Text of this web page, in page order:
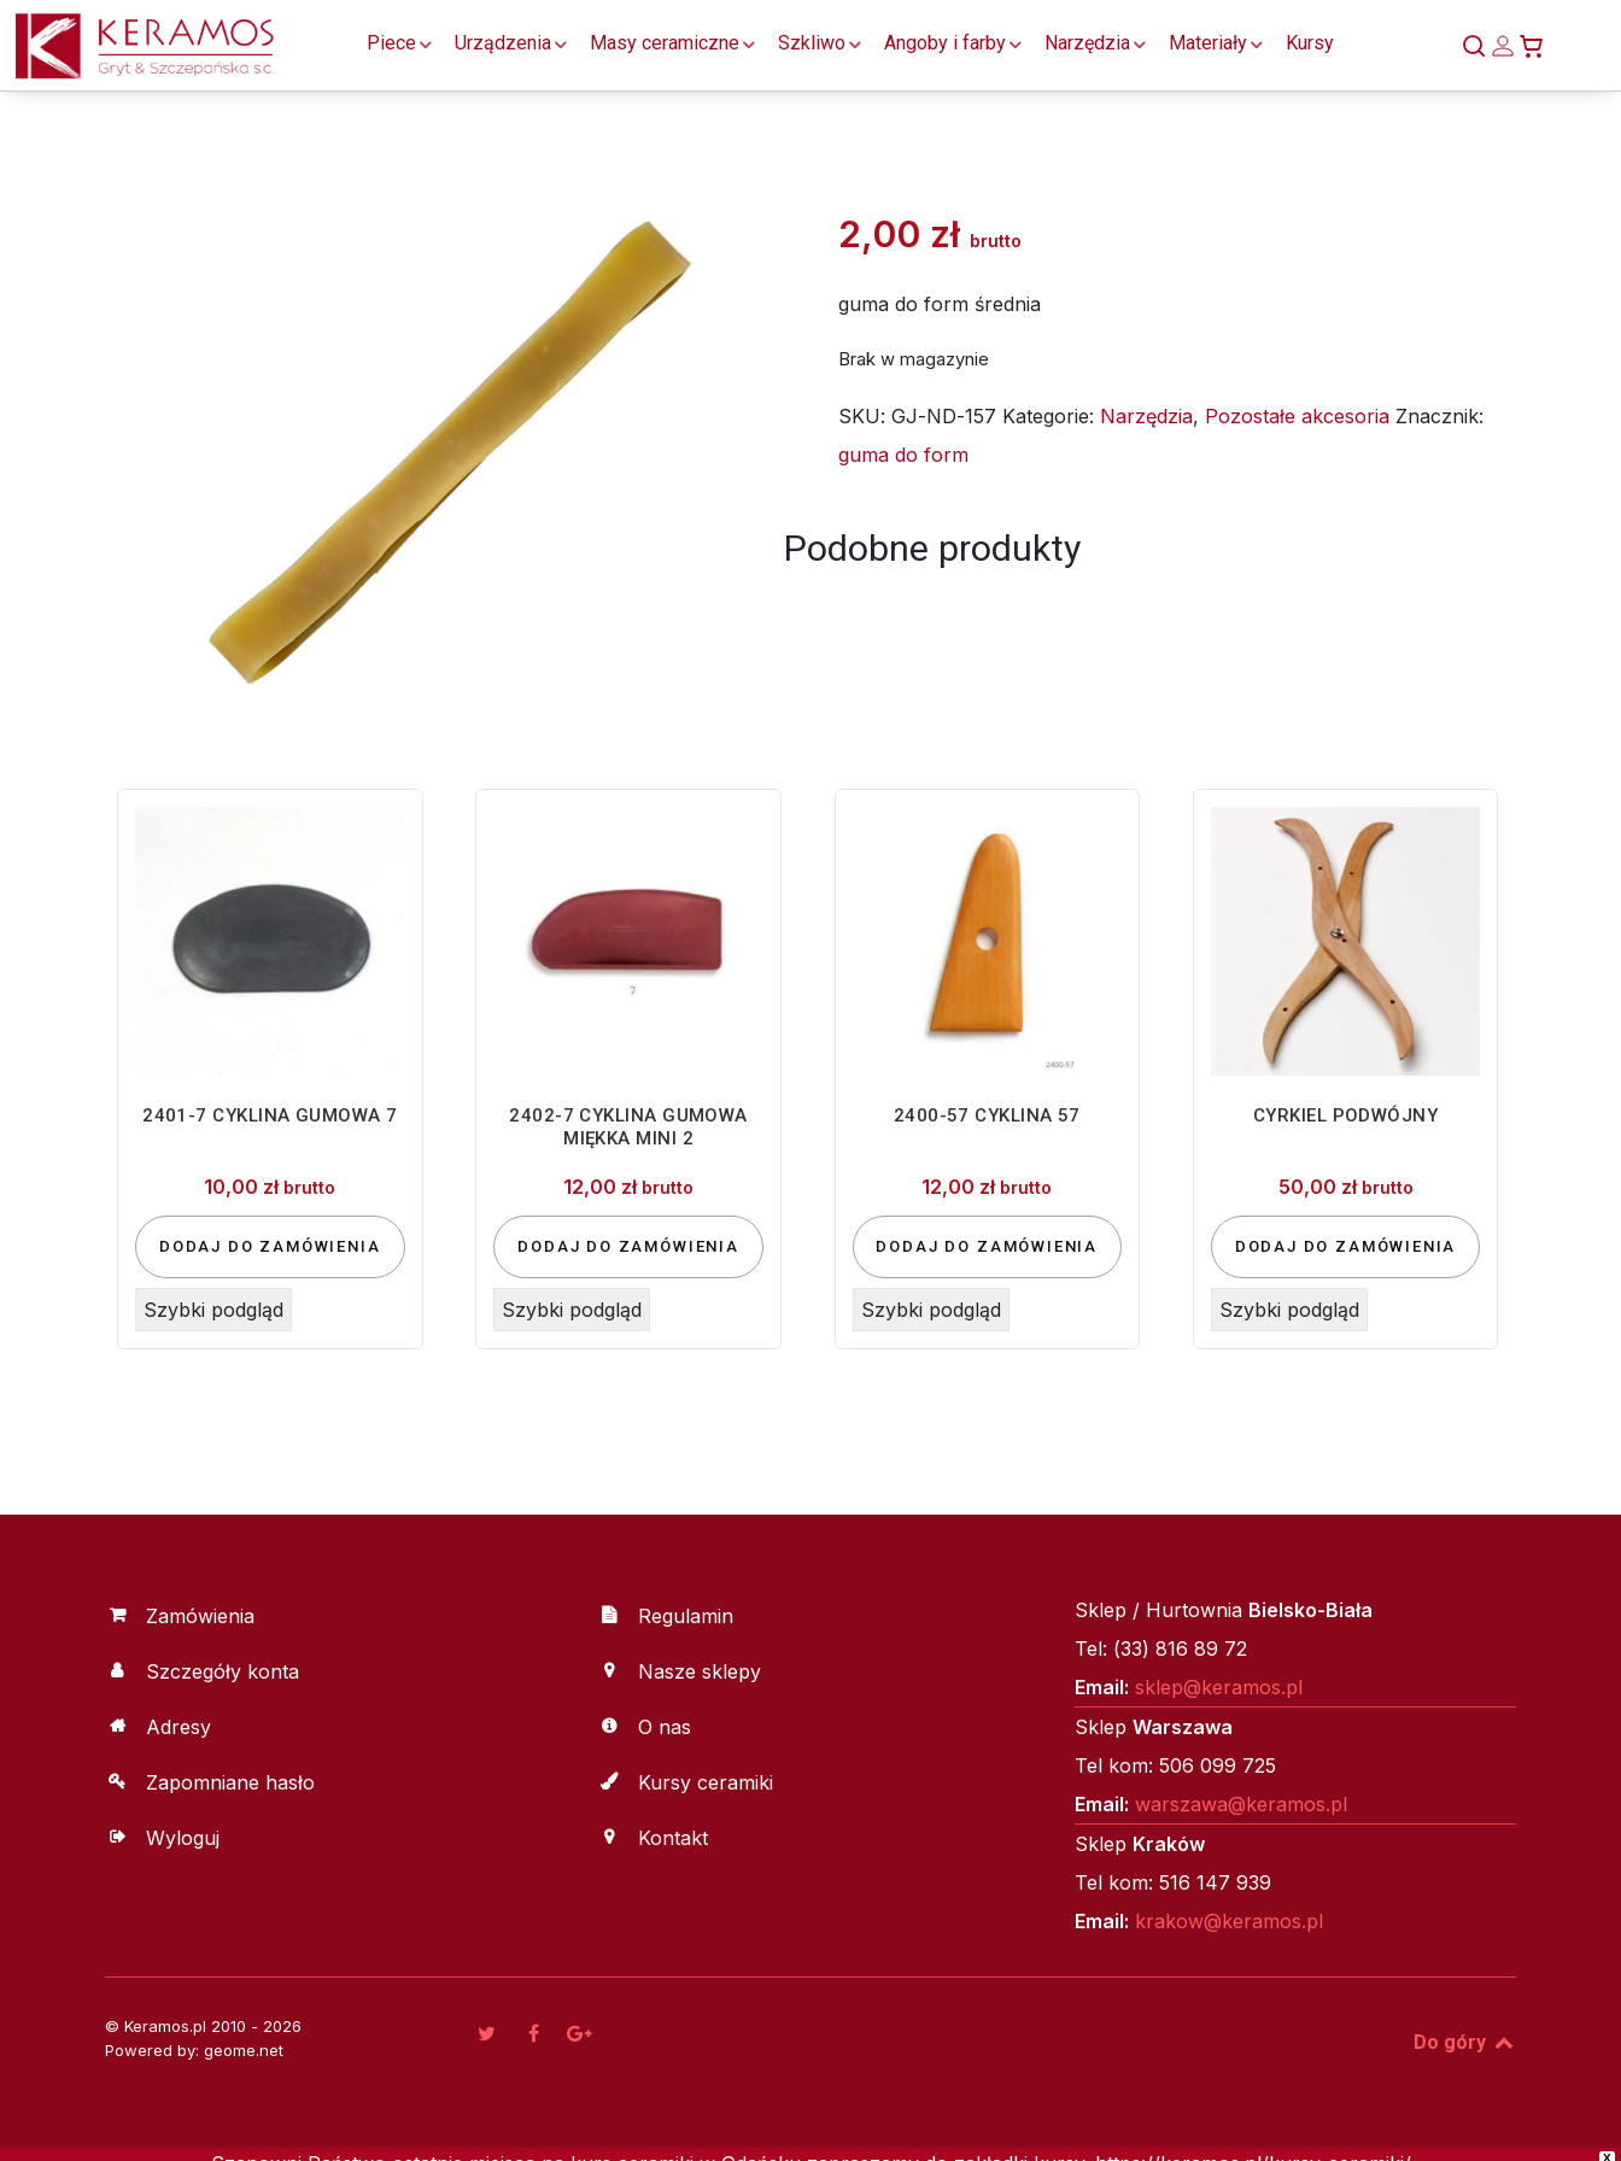
Piece Urządzenia Masy ceramiczne Szkliwo Angoby i farby Narzędzia Materiały Kursy
2,00 zł brutto
guma do form średnia
Brak w magazynie
SKU: GJ-ND-157 Kategorie: Narzędzia, Pozostałe akcesoria Znacznik:
guma do form
Podobne produkty
2401-7 CYKLINA GUMOWA 7
10,00 zł brutto
DODAJ DO ZAMÓWIENIA
Szybki podgląd
2402-7 CYKLINA GUMOWA
MIĘKKA MINI 2
12,00 zł brutto
DODAJ DO ZAMÓWIENIA
Szybki podgląd
2400-57 CYKLINA 57
12,00 zł brutto
DODAJ DO ZAMÓWIENIA
Szybki podgląd
CYRKIEL PODWÓJNY
50,00 zł brutto
DODAJ DO ZAMÓWIENIA
Szybki podgląd
Zamówienia
Szczegóły konta
Adresy
Zapomniane hasło
Wyloguj
Regulamin
Nasze sklepy
O nas
Kursy ceramiki
Kontakt
Sklep / Hurtownia Bielsko-Biała
Tel: (33) 816 89 72
Email: sklep@keramos.pl
Sklep Warszawa
Tel kom: 506 099 725
Email: warszawa@keramos.pl
Sklep Kraków
Tel kom: 516 147 939
Email: krakow@keramos.pl
© Keramos.pl 2010 - 2026
Powered by: geome.net
Do góry
X